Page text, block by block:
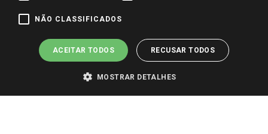
Pagamento e Segurança
NÃO CLASSIFICADOS
ACEITAR TODOS RECUSAR TODOS
MOSTRAR DETALHES